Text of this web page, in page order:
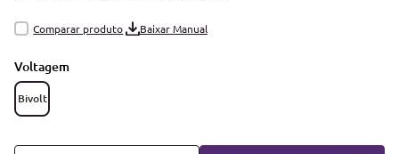
Baixar Manual
Voltagem
Bivolt